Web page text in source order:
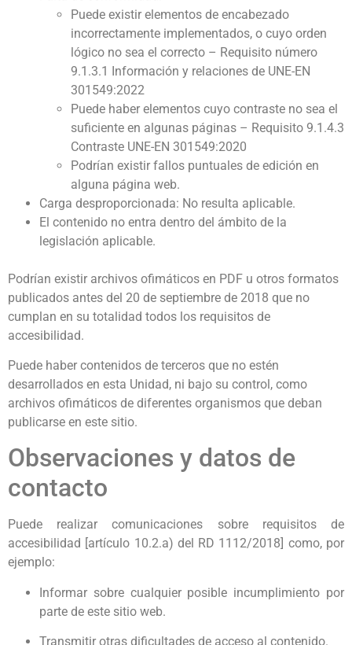
Puede existir elementos de encabezado
incorrectamente implementados, o cuyo orden
lógico no sea el correcto – Requisito número
9.1.3.1 Información y relaciones de UNE-EN
301549:2022
Puede haber elementos cuyo contraste no sea el
suficiente en algunas páginas – Requisito 9.1.4.3
Contraste UNE-EN 301549:2020
Podrían existir fallos puntuales de edición en
alguna página web.
Carga desproporcionada: No resulta aplicable.
El contenido no entra dentro del ámbito de la
legislación aplicable.
Podrían existir archivos ofimáticos en PDF u otros formatos
publicados antes del 20 de septiembre de 2018 que no
cumplan en su totalidad todos los requisitos de
accesibilidad.
Puede haber contenidos de terceros que no estén
desarrollados en esta Unidad, ni bajo su control, como
archivos ofimáticos de diferentes organismos que deban
publicarse en este sitio.
Observaciones y datos de
contacto
Puede realizar comunicaciones sobre requisitos de
accesibilidad [artículo 10.2.a) del RD 1112/2018] como, por
ejemplo:
Informar sobre cualquier posible incumplimiento por
parte de este sitio web.
Transmitir otras dificultades de acceso al contenido.